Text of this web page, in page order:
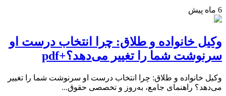
6 ماه پیش
وکیل خانواده و طلاق: چرا انتخاب درست او
سرنوشت شما را تغییر می‌دهد؟+pdf
وکیل خانواده و طلاق: چرا انتخاب درست او سرنوشت شما را تغییر
می‌دهد؟ راهنمای جامع، به‌روز و تخصصی حقوق...